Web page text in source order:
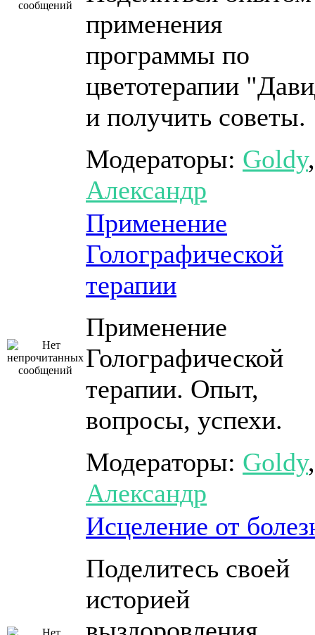
применения
программы по
цветотерапии
и получить советы.
Модераторы: Goldy,
Александр
Применение
Голографической
терапии
Применение
Голографической
терапии. Опыт,
вопросы, успехи.
Модераторы: Goldy,
Александр
Исцеление от
Поделитесь своей
историей